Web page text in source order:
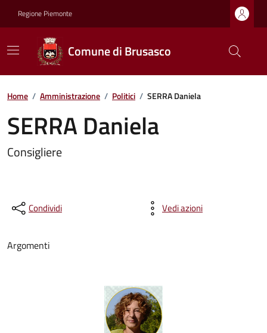
Regione Piemonte
Comune di Brusasco
Home / Amministrazione / Politici / SERRA Daniela
SERRA Daniela
Consigliere
Condividi Vedi azioni
Argomenti